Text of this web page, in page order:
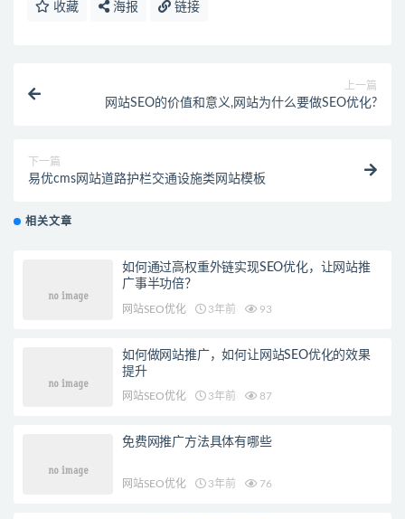
收藏 海报 链接
上一篇
网站SEO的价值和意义,网站为什么要做SEO优化?
下一篇
易优cms网站道路护栏交通设施类网站模板
相关文章
如何通过高权重外链实现SEO优化，让网站推
广事半功倍？
网站SEO优化 3年前 93
如何做网站推广，如何让网站SEO优化的效果
提升
网站SEO优化 3年前 87
免费网推广方法具体有哪些
网站SEO优化 3年前 76